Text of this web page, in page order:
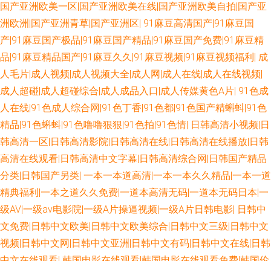
五月天 69福利社 欧美人兽另类 中文字幕16p 国产A级免片 97在线免费视频
国产干逼视频 国内视频在线导航 亚洲自拍小说网 美女视频91网站 超碰操逼
网 影音先锋鲁鲁 av性爱片 97久久超碰 亚洲AV私人影院 超碰大青青97 俺去
也av AV福利激情 久久精品这里18 伊人免费大香蕉 精品爱啪 九一看片 欧美
性交DVD 丁香香蕉网 www簧片网站 91中文字幕 91精品视频入口 91视频官
网社区 国产ass 九一蜜桃 欧亚性爱 日韩精品一 91人妻超碰 后入小视频 伊人
av成人 丰满熟女视频 亚洲东方AV 在线免费毛片基地 日本伦理三区 久草免费
欧美 草莓视频导航 国产精品国产自产 亚洲黄色大片网站 另类综合小图i 日韩
国产亚洲欧美一区|国产亚洲欧美在线|国产亚洲欧美自拍|国产亚
洲欧洲|国产亚洲青草|国产亚洲区| 91麻豆高清国产|91麻豆国
产|91麻豆国产极品|91麻豆国产精品|91麻豆国产免费|91麻豆精
品|91麻豆精品国产|91麻豆久久|91麻豆视频|91麻豆视频福利| 成
人毛片|成人视频|成人视频大全|成人网|成人在线|成人在线视频|
成人超碰|成人超碰综合|成人成品入口|成人传媒黄色A片| 91色成
人在线|91色成人综合网|91色丁香|91色都|91色国产精蝌蚪|91色
精品|91色蝌蚪|91色噜噜狠狠|91色拍|91色情| 日韩高清小视频|日
韩高清一区|日韩高清影院|日韩高清在线|日韩高清在线播放|日韩
高清在线观看|日韩高清中文字幕|日韩高清综合网|日韩国产精品
分类|日韩国产另类| 一本一本道高清|一本一本久久精品|一本一道
精典福利|一本之道久久免费|一道本高清无码|一道本无码日本|一
级AV|一级av电影院|一级A片操逼视频|一级A片日韩电影| 日韩中
文免费|日韩中文欧美|日韩中文欧美综合|日韩中文三级|日韩中文
视频|日韩中文网|日韩中文亚洲|日韩中文有码|日韩中文在线|日韩